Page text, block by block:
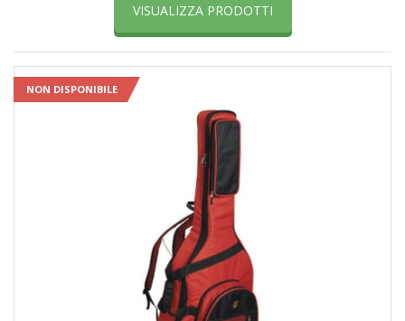
VISUALIZZA PRODOTTI
NON DISPONIBILE